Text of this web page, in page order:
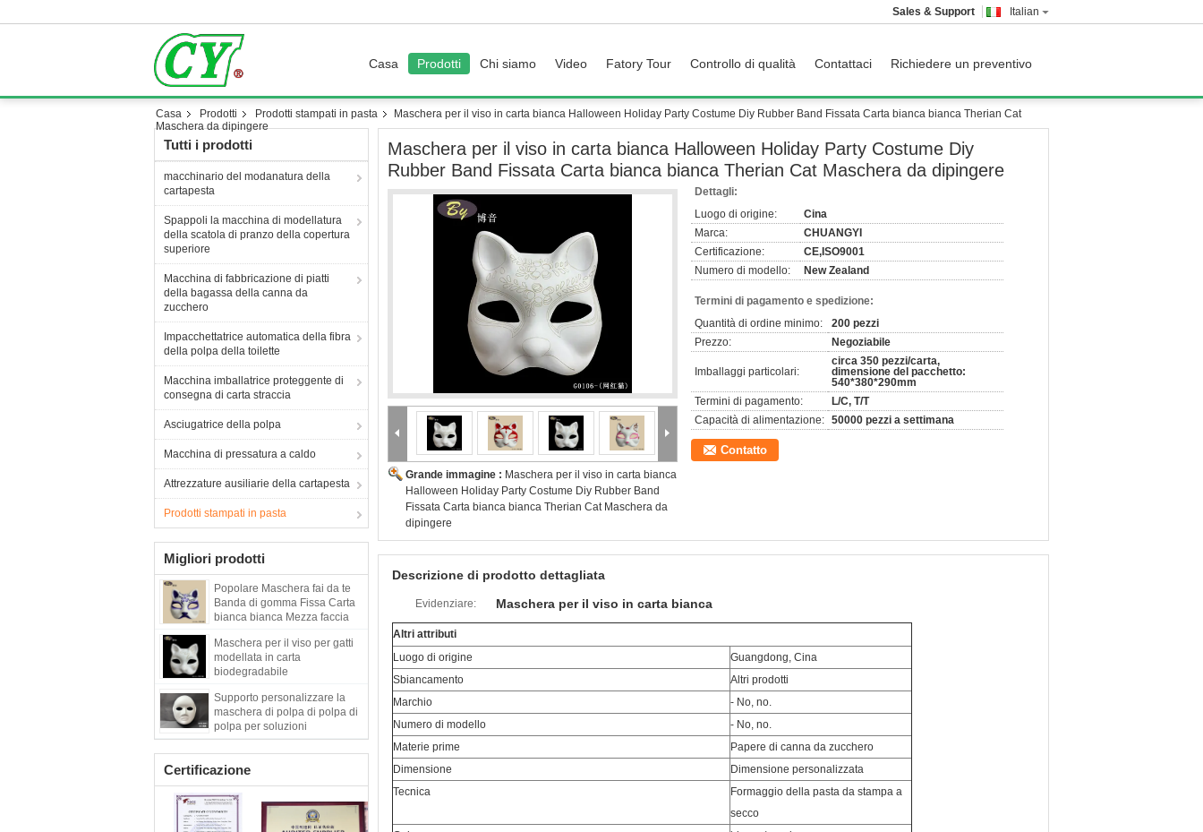
Italian
Sales & Support
Casa Prodotti Chi siamo Video Fatory Tour Controllo di qualità Contattaci Richiedere un preventivo
Casa Prodotti Prodotti stampati in pasta
Maschera per il viso in carta bianca Halloween Holiday Party Costume Diy Rubber Band Fissata Carta bianca bianca Therian Cat
Maschera da dipingere
Tutti i prodotti
macchinario del modanatura della
cartapesta
Spappoli la macchina di modellatura
della scatola di pranzo della copertura
superiore
Macchina di fabbricazione di piatti
della bagassa della canna da
zucchero
Impacchettatrice automatica della fibra
della polpa della toilette
Macchina imballatrice proteggente di
consegna di carta straccia
Asciugatrice della polpa
Macchina di pressatura a caldo
Attrezzature ausiliarie della cartapesta
Prodotti stampati in pasta
Migliori prodotti
Popolare Maschera fai da te
Banda di gomma Fissa Carta
bianca bianca Mezza faccia
Propus Cosplay giapponese
Maschera per il viso per gatti
modellata in carta
biodegradabile
Supporto personalizzare la
maschera di polpa di polpa di
polpa per soluzioni
personalizzate per la cura
della pelle
Certificazione
Maschera per il viso in carta bianca Halloween Holiday Party Costume Diy
Rubber Band Fissata Carta bianca bianca Therian Cat Maschera da dipingere
Grande immagine : Maschera per il viso in carta bianca
Halloween Holiday Party Costume Diy Rubber Band
Fissata Carta bianca bianca Therian Cat Maschera da
dipingere
Dettagli:
Luogo di origine:
Cina
Marca:
CHUANGYI
Certificazione:
CE,ISO9001
Numero di modello:
New Zealand
Termini di pagamento e spedizione:
Quantità di ordine minimo:
200 pezzi
Prezzo:
Negoziabile
Imballaggi particolari:
circa 350 pezzi/carta,
dimensione del pacchetto:
540*380*290mm
Termini di pagamento:
L/C, T/T
Capacità di alimentazione: 50000 pezzi a settimana
Contatto
Descrizione di prodotto dettagliata
Evidenziare: Maschera per il viso in carta bianca
Altri attributi
Luogo di origine
Guangdong, Cina
Sbiancamento
Altri prodotti
Marchio
- No, no.
Numero di modello
- No, no.
Materie prime
Papere di canna da zucchero
Dimensione
Dimensione personalizzata
Tecnica
Formaggio della pasta da stampa a
secco